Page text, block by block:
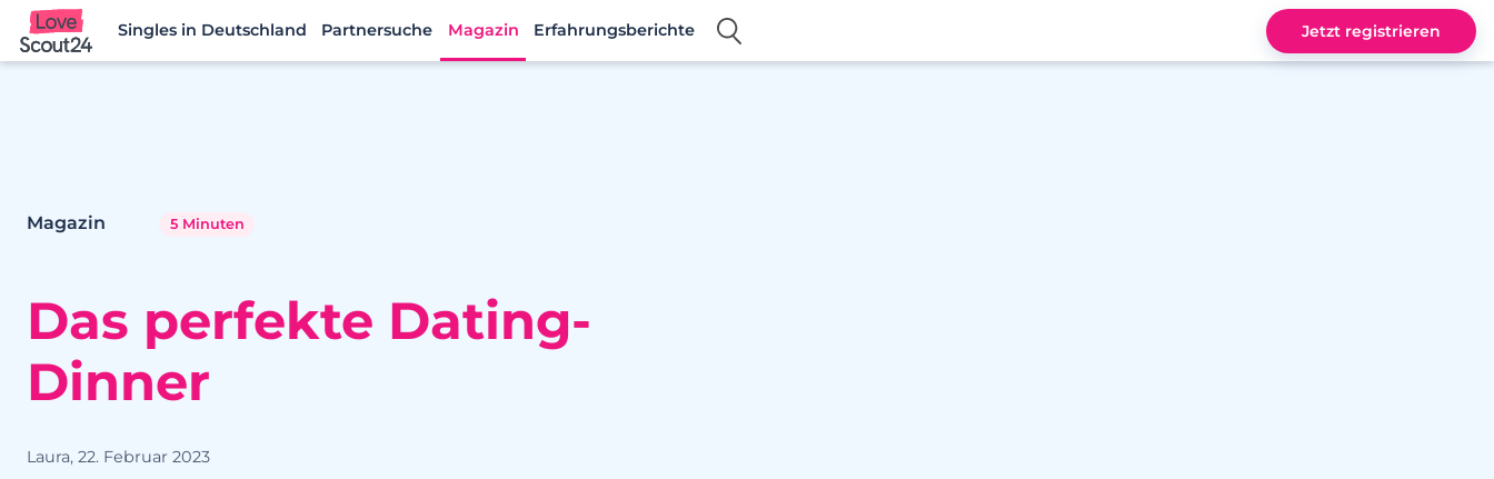
Lovescout24
Singles in Deutschland Partnersuche Magazin Erfahrungsberichte Jetzt registrieren
Magazin 5 Minuten
Das perfekte Dating-
Dinner
Laura, 22. Februar 2023